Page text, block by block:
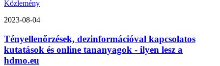
Közlemény
2023-08-04
Tényellenőrzések, dezinformációval kapcsolatos
kutatások és online tananyagok - ilyen lesz a
hdmo.eu